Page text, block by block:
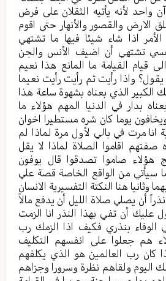
واحد لأنه يأتيه الثقلان على فرض
الارض والقصور والأنهار حتى اقوم
الأمر اذا شاء شيئا فيها ما تشتهي
تشتهي أن اضيف الأنس والجن
قيام القيامة ما المانع هذا نعيم
يقول؟ واذا رأيت ثم رأيت رأيت نعيما
الكبير الذي بعناه بشهوة ساعة هذا
بدار في الدنيا المهم هؤلاء ما
يوما كان شره مستطيرا اخوان
انا مرت في بالي لأول مرة لماذا لم
اقاموا الصلاة لماذا لا يقل
هؤلاء صاموا تصدقوا قال يوفون
ما سيأتي من الواقع الخاصة قصة علي
وثانيا هنا النكتة التفسيرية الانسان
أن يصلي صلاة الليل أن يدفع مالاً
عليك أن تفي بهذا النذر انا الزمت
بنذري فكيف اذا الزمك رب
هم جعلوا على انفسهم التكليف
كان رب العالمين هو الذي يكلفهم
اليوم ولقاهم نظرة وسرورا وجزاهم